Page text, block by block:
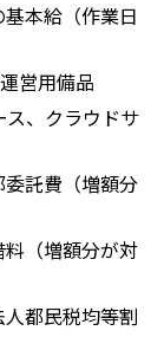
本給（作業日
営用備品
、クラウドサ
託費（増額分
（増額分が対
都民税均等割